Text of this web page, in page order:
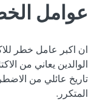
عوامل
ان اكبر عامل خطر
الوالدين يعاني من
تاريخ عائلي من
المتكرر.